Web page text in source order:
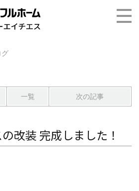
グ
一覧 次の記事
改装 完成しました！